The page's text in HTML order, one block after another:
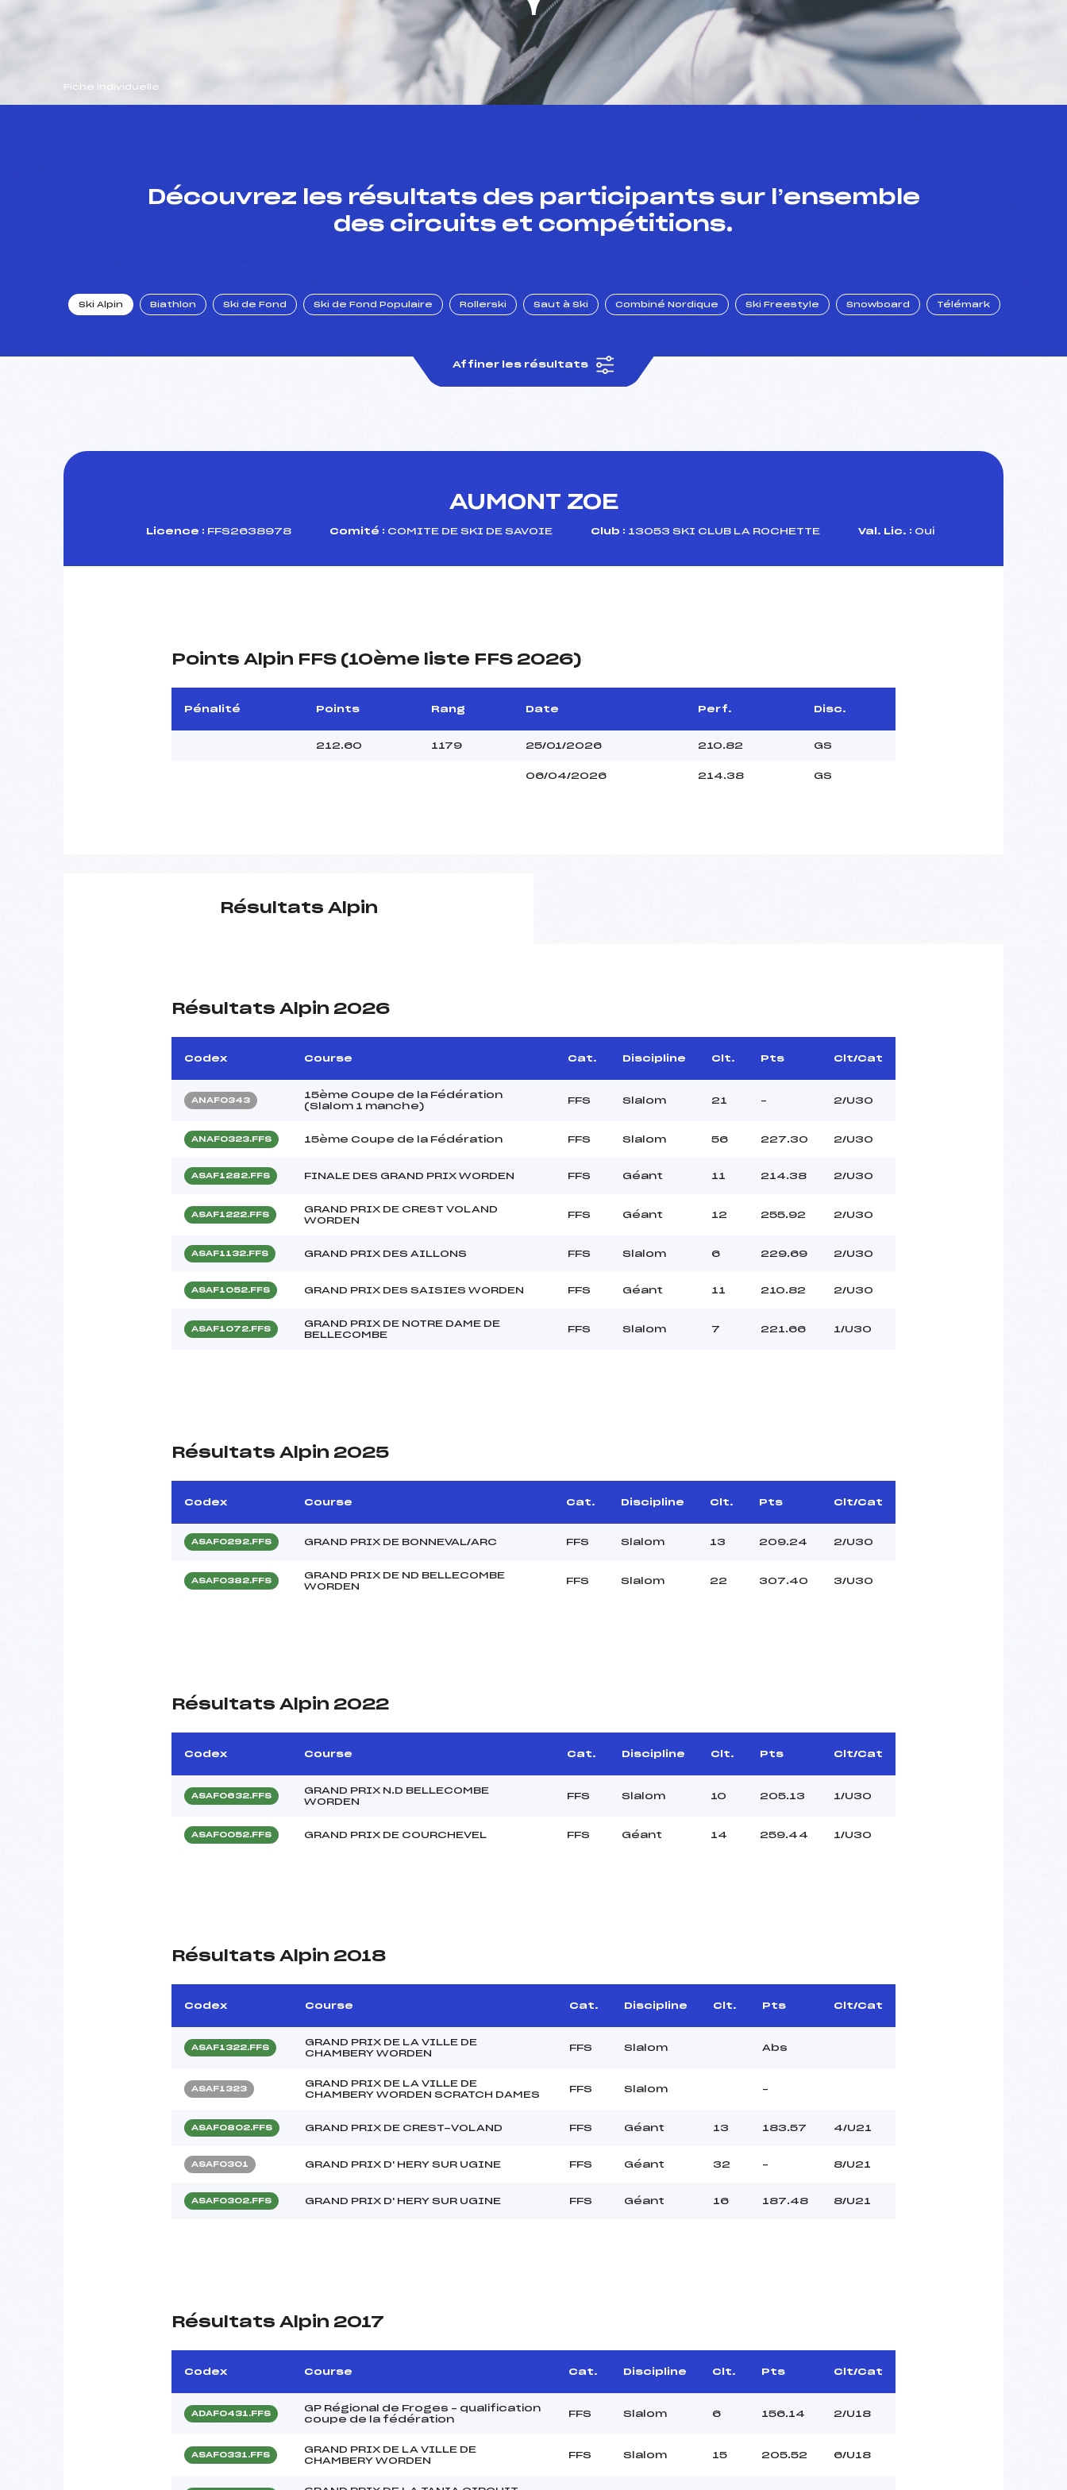
Fiche individuelle
Découvrez les résultats des participants sur l’ensemble
des circuits et compétitions.
Ski Alpin Biathlon Ski de Fond Ski de Fond Populaire Rollerski Saut à Ski Combiné Nordique Ski Freestyle Snowboard Télémark
Affiner les résultats
AUMONT ZOE
Licence : FFS2638978 Comité : COMITE DE SKI DE SAVOIE Club : 13053 SKI CLUB LA ROCHETTE Val. Lic. : Oui
Points Alpin FFS (10ème liste FFS 2026)
Pénalité Points Rang Date Perf. Disc.
212.60 1179 25/01/2026 210.82 GS
06/04/2026 214.38 GS
Résultats Alpin
Résultats Alpin 2026
Codex Course Cat. Discipline Clt. Pts Clt/Cat
ANAF0343
15ème Coupe de la Fédération
(Slalom 1 manche)
FFS Slalom 21 – 2/U30
ANAF0323.FFS 15ème Coupe de la Fédération FFS Slalom 56 227.30 2/U30
ASAF1282.FFS FINALE DES GRAND PRIX WORDEN FFS Géant 11 214.38 2/U30
ASAF1222.FFS
GRAND PRIX DE CREST VOLAND
WORDEN
FFS Géant 12 255.92 2/U30
ASAF1132.FFS GRAND PRIX DES AILLONS FFS Slalom 6 229.69 2/U30
ASAF1052.FFS GRAND PRIX DES SAISIES WORDEN FFS Géant 11 210.82 2/U30
ASAF1072.FFS
GRAND PRIX DE NOTRE DAME DE
BELLECOMBE
FFS Slalom 7 221.66 1/U30
Résultats Alpin 2025
Codex Course Cat. Discipline Clt. Pts Clt/Cat
ASAF0292.FFS GRAND PRIX DE BONNEVAL/ARC FFS Slalom 13 209.24 2/U30
ASAF0382.FFS
GRAND PRIX DE ND BELLECOMBE
WORDEN
FFS Slalom 22 307.40 3/U30
Résultats Alpin 2022
Codex Course Cat. Discipline Clt. Pts Clt/Cat
ASAF0632.FFS
GRAND PRIX N.D BELLECOMBE
WORDEN
FFS Slalom 10 205.13 1/U30
ASAF0052.FFS GRAND PRIX DE COURCHEVEL FFS Géant 14 259.44 1/U30
Résultats Alpin 2018
Codex Course Cat. Discipline Clt. Pts Clt/Cat
ASAF1322.FFS
GRAND PRIX DE LA VILLE DE
CHAMBERY WORDEN
FFS Slalom Abs
ASAF1323
GRAND PRIX DE LA VILLE DE
CHAMBERY WORDEN SCRATCH DAMES
FFS Slalom –
ASAF0802.FFS GRAND PRIX DE CREST-VOLAND FFS Géant 13 183.57 4/U21
ASAF0301 GRAND PRIX D' HERY SUR UGINE FFS Géant 32 – 8/U21
ASAF0302.FFS GRAND PRIX D' HERY SUR UGINE FFS Géant 16 187.48 8/U21
Résultats Alpin 2017
Codex Course Cat. Discipline Clt. Pts Clt/Cat
ADAF0431.FFS
GP Régional de Froges – qualification
coupe de la fédération
FFS Slalom 6 156.14 2/U18
ASAF0331.FFS
GRAND PRIX DE LA VILLE DE
CHAMBERY WORDEN
FFS Slalom 15 205.52 6/U18